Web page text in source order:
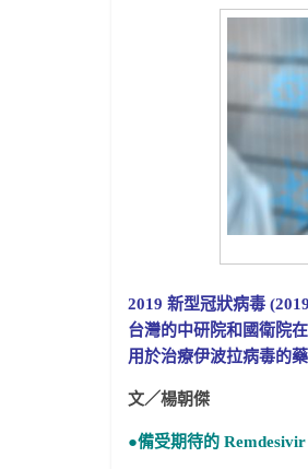
2019 新型冠狀病毒
台灣的中研院和國衛院
用於治療伊波拉病毒的
文／楊朝傑
●備受期待的 Remdesivir